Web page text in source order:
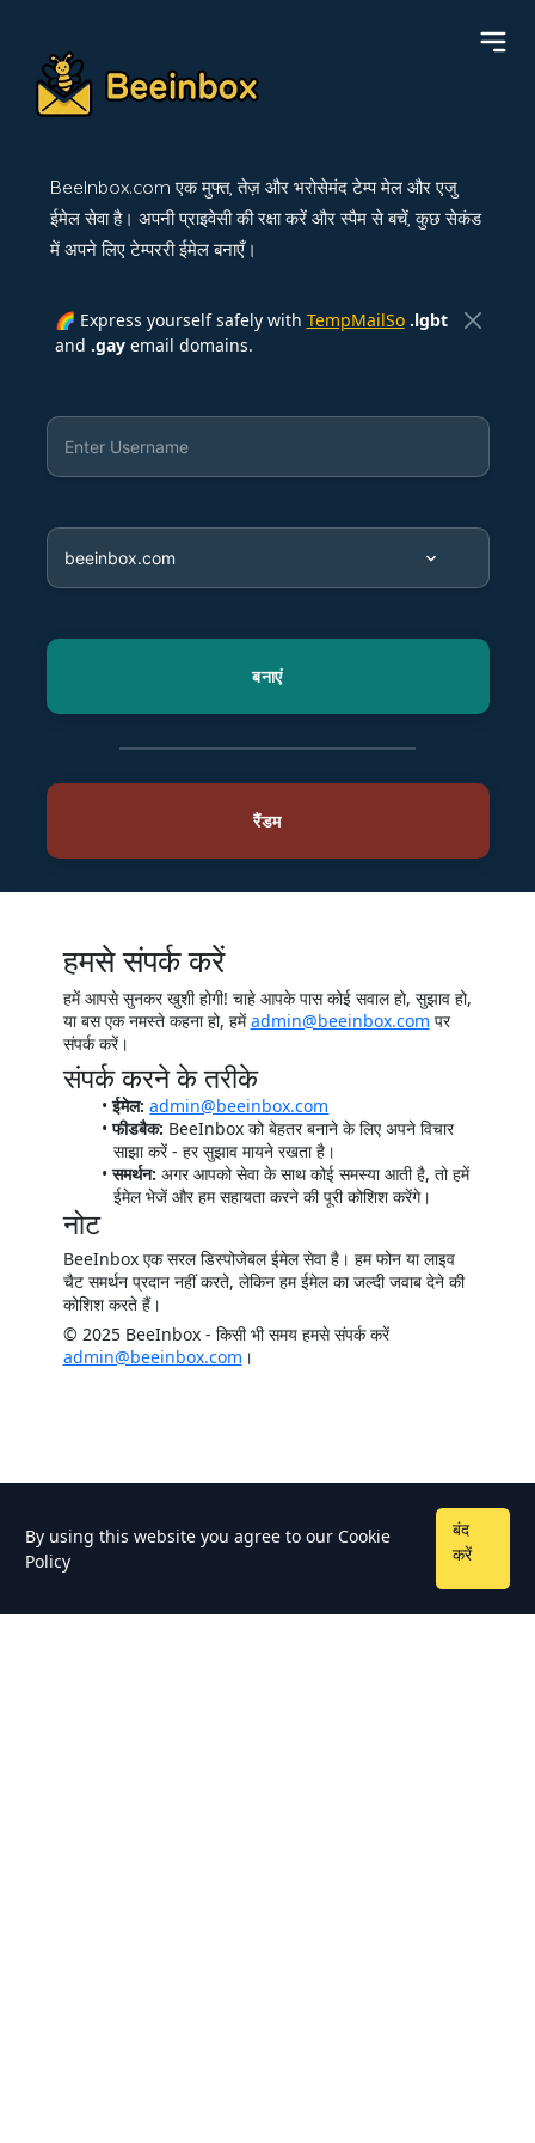
BeeInbox.com एक मुफ्त, तेज़ और भरोसेमंद टेम्प मेल और एजु
ईमेल सेवा है। अपनी प्राइवेसी की रक्षा करें और स्पैम से बचें, कुछ सेकंड
में अपने लिए टेम्पररी ईमेल बनाएँ।
🌈 Express yourself safely with TempMailSo .lgbt
and .gayemail domains.
हमसे संपर्क करें
हमें आपसे सुनकर खुशी होगी! चाहे आपके पास कोई सवाल हो, सुझाव हो,
या बस एक नमस्ते कहना हो, हमेंadmin@beeinbox.com पर
संपर्क करें।
संपर्क करने के तरीके
ईमेल: admin@beeinbox.com
फीडबैक: BeeInbox को बेहतर बनाने के लिए अपने विचार
साझा करें - हर सुझाव मायने रखता है।
समर्थन: अगर आपको सेवा के साथ कोई समस्या आती है, तो हमें
ईमेल भेजें और हम सहायता करने की पूरी कोशिश करेंगे।
नोट
BeeInbox एक सरल डिस्पोजेबल ईमेल सेवा है। हम फोन या लाइव
चैट समर्थन प्रदान नहीं करते, लेकिन हम ईमेल का जल्दी जवाब देने की
कोशिश करते हैं।
© 2025 BeeInbox - किसी भी समय हमसे संपर्क करें
admin@beeinbox.com ।
By using this website you agree to our Cookie
Policy
बंद
करें